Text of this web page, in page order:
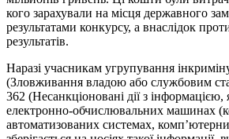
кого зарахували на місця державного
результатами конкурсу, а внаслідок
результатів.
Наразі учасникам угрупування
(Зловживання владою або службовим
362 (Несанкціоновані дії з
електронно-обчислювальних машинах
автоматизованих системах,